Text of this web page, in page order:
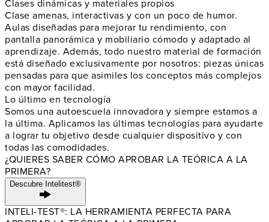
Clases dinámicas y materiales propios
Clase amenas, interactivas y con un poco de humor.
Aulas diseñadas para mejorar tu rendimiento, con
pantalla panorámica y mobiliario cómodo y adaptado al
aprendizaje. Además, todo nuestro material de formación
está diseñado exclusivamente por nosotros: piezas únicas
pensadas para que asimiles los conceptos más complejos
con mayor facilidad.
Lo último en tecnología
Somos una autoescuela innovadora y siempre estamos a
la última. Aplicamos las últimas tecnologías para ayudarte
a lograr tu objetivo desde cualquier dispositivo y con
todas las comodidades.
¿QUIERES SABER CÓMO APROBAR LA TEÓRICA A LA
PRIMERA?
Descubre Intelitest®
INTELI-TEST®: LA HERRAMIENTA PERFECTA PARA